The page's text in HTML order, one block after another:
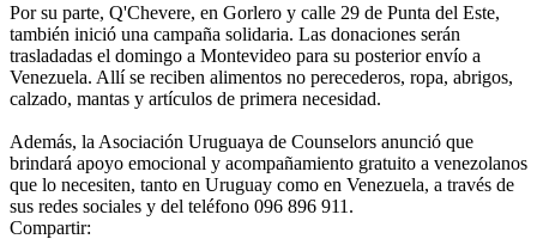
Por su parte, Q'Chevere, en Gorlero y calle 29 de Punta del Este,
también inició una campaña solidaria. Las donaciones serán
trasladadas el domingo a Montevideo para su posterior envío a
Venezuela. Allí se reciben alimentos no perecederos, ropa, abrigos,
calzado, mantas y artículos de primera necesidad.
Además, la Asociación Uruguaya de Counselors anunció que
brindará apoyo emocional y acompañamiento gratuito a venezolanos
que lo necesiten, tanto en Uruguay como en Venezuela, a través de
sus redes sociales y del teléfono 096 896 911.
Compartir: